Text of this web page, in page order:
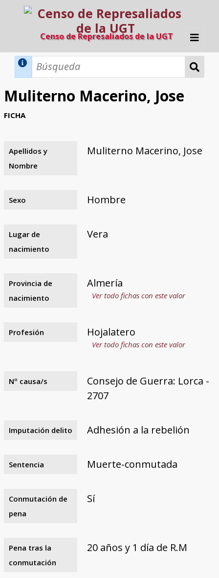
Censo de Represaliados de la UGT
Inicio
Razones y objetivos
El equipo
Colaboradores
Fuentes documentales
Muliterno Macerino, Jose
FICHA
Apellidos y
Nombre
Muliterno Macerino, Jose
Sexo Hombre
Lugar de
nacimiento
Vera
Provincia de
nacimiento
Almería
Ver todo fichas con este valor
Profesión Hojalatero
Ver todo fichas con este valor
Nº causa/s
Consejo de Guerra: Lorca -
2707
Imputación delito Adhesión a la rebelión
Sentencia Muerte-conmutada
Conmutación de
pena
Sí
Pena tras la
conmutación
20 años y 1 día de R.M